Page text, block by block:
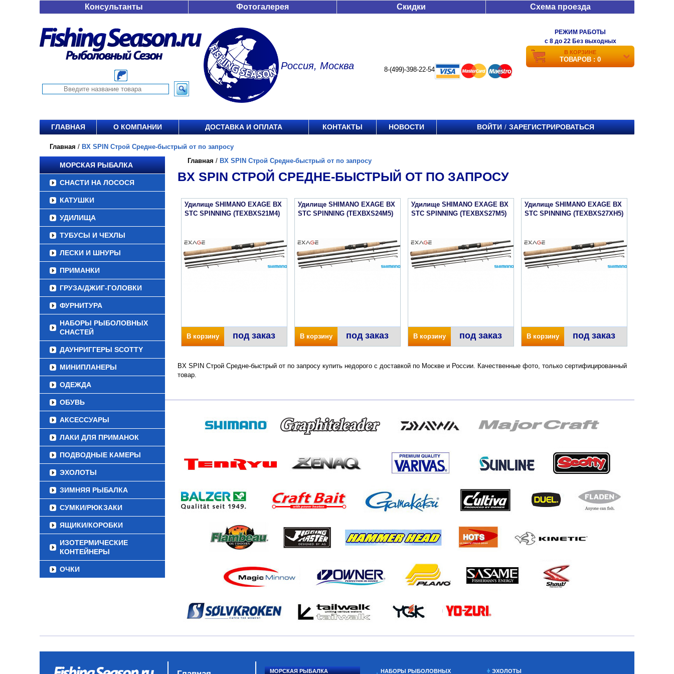
Консультанты Фотогалерея Скидки Схема проезда
Россия, Москва 8-(499)-398-22-54
РЕЖИМ РАБОТЫ
c 8 до 22 Без выходных
В КОРЗИНЕ
ТОВАРОВ : 0
ГЛАВНАЯ О КОМПАНИИ ДОСТАВКА И ОПЛАТА КОНТАКТЫ НОВОСТИ ВОЙТИ / ЗАРЕГИСТРИРОВАТЬСЯ
Главная / BX SPIN Строй Средне-быстрый от по запросу
МОРСКАЯ РЫБАЛКА
СНАСТИ НА ЛОСОСЯ
КАТУШКИ
УДИЛИЩА
ТУБУСЫ И ЧЕХЛЫ
ЛЕСКИ И ШНУРЫ
ПРИМАНКИ
ГРУЗА/ДЖИГ-ГОЛОВКИ
ФУРНИТУРА
НАБОРЫ РЫБОЛОВНЫХ
СНАСТЕЙ
ДАУНРИГГЕРЫ SCOTTY
МИНИПЛАНЕРЫ
ОДЕЖДА
ОБУВЬ
АКСЕССУАРЫ
ЛАКИ ДЛЯ ПРИМАНОК
ПОДВОДНЫЕ КАМЕРЫ
ЭХОЛОТЫ
ЗИМНЯЯ РЫБАЛКА
СУМКИ/РЮКЗАКИ
ЯЩИКИ/КОРОБКИ
ИЗОТЕРМИЧЕСКИЕ
КОНТЕЙНЕРЫ
ОЧКИ
Главная / BX SPIN Строй Средне-быстрый от по запросу
BX SPIN СТРОЙ СРЕДНЕ-БЫСТРЫЙ ОТ ПО ЗАПРОСУ
Удилище SHIMANO EXAGE BX
STC SPINNING (TEXBXS21M4)
В корзину под заказ
Удилище SHIMANO EXAGE BX
STC SPINNING (TEXBXS24M5)
В корзину под заказ
Удилище SHIMANO EXAGE BX
STC SPINNING (TEXBXS27M5)
В корзину под заказ
Удилище SHIMANO EXAGE BX
STC SPINNING (TEXBXS27XH5)
В корзину под заказ
BX SPIN Строй Средне-быстрый от по запросу купить недорого с доставкой по Москве и России. Качественные фото, только сертифицированный
товар.
МОРСКАЯ РЫБАЛКА НАБОРЫ РЫБОЛОВНЫХ ЭХОЛОТЫ